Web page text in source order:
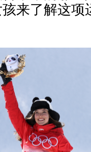
来了解这项